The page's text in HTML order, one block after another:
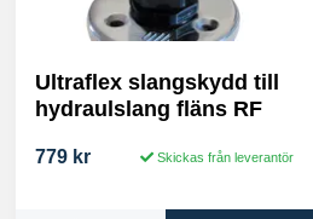
Ultraflex slangskydd till
hydraulslang fläns RF
779 kr Skickas från leverantör